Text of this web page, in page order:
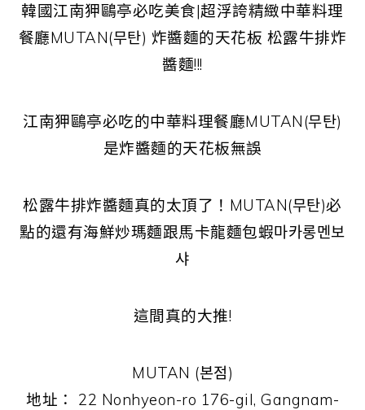
韓國江南狎鷗亭必吃美食|超浮誇精緻中華料理
餐廳MUTAN(무탄) 炸醬麵的天花板 松露牛排炸
醬麵!!!
江南狎鷗亭必吃的中華料理餐廳MUTAN(무탄)
是炸醬麵的天花板無誤
松露牛排炸醬麵真的太頂了！MUTAN(무탄)必
點的還有海鮮炒瑪麵跟馬卡龍麵包蝦마카롱멘보
샤
這間真的大推!
MUTAN (본점)
地址： 22 Nonhyeon-ro 176-gil, Gangnam-